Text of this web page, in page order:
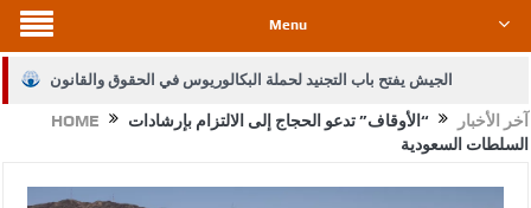
Menu
الجيش يفتح باب التجنيد لحملة البكالوريوس في الحقوق والقانون
بيان اجتماع عمّان:دعم الوصاية الهاشمية التاريخية على المقدسات
HOME آخر الأخبار
“الأوقاف” تدعو الحجاج إلى الالتزام بإرشادات
السلطات السعودية